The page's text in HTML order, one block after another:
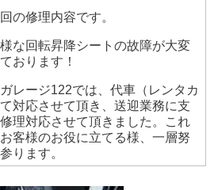
の修理内容です。
な回転昇降シートの故障が大変
おります！
レージ122では、代車（レンタカ
対応させて頂き、送迎業務に支
理対応させて頂きました。これ
客様のお役に立てる様、一層努
ります。